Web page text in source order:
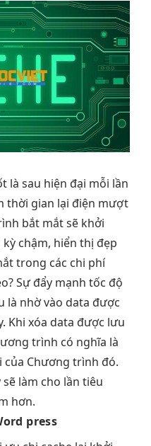
là sau hiện đại mỗi lần
thời gian lại điện mượt
bắt mắtsẽ khởi
kỳ chậm, hiển thị đẹp
trong các chi phí
Sự đẩy mạnh tốc độ
là nhờ vào data được
Khi xóa data được lưu
trình có nghĩa là
của Chương trình đó.
làm cho lần tiêu
hơn.
press